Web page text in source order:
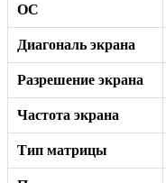
ОС
Диагональ экрана
Разрешение экрана
Частота экрана
Тип матрицы